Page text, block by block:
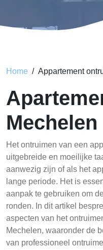
Home Appartement
Mechelen
Het ontruimen van een
uitgebreide en moeilijke
aanwezig zijn of als het
lange periode. Het is
aanpak te gebruiken om
ronden. In dit artikel
aspecten van het
Mechelen, waaronder de
van professioneel